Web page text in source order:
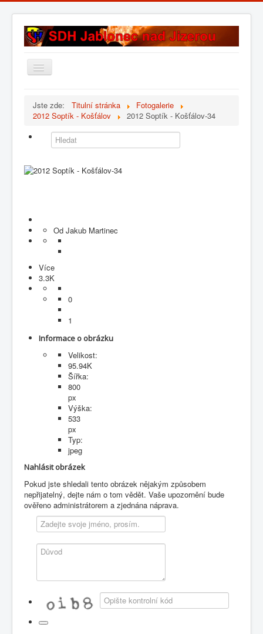
Přepnout
navigaci
Historie sboru
Složení sboru
Kontakt
Jste zde: Titulní stránka
Fotogalerie
2012 Soptík - Košťálov
2012 Soptík - Košťálov-34
Od Jakub Martinec
Více
3.3K
0
1
Informace o obrázku
Velikost:
95.94K
Šířka:
800
px
Výška:
533
px
Typ:
jpeg
Nahlásit obrázek
Pokud jste shledali tento obrázek nějakým způsobem
nepřijatelný, dejte nám o tom vědět. Vaše upozornění bude
ověřeno administrátorem a zjednána náprava.